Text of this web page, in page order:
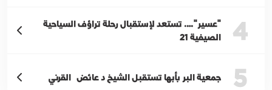
4
"عسير"…. تستعد لإستقبال رحلة تراؤف السياحية
الصيفية 21
5 جمعية البر بأبها تستقبل الشيخ د عائض القرني